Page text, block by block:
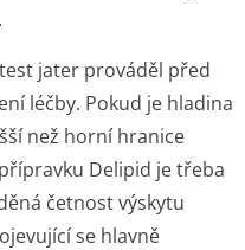
jater prováděl před
léčby. Pokud je hladina
než horní hranice
Delipid je třeba
četnost výskytu
se hlavně